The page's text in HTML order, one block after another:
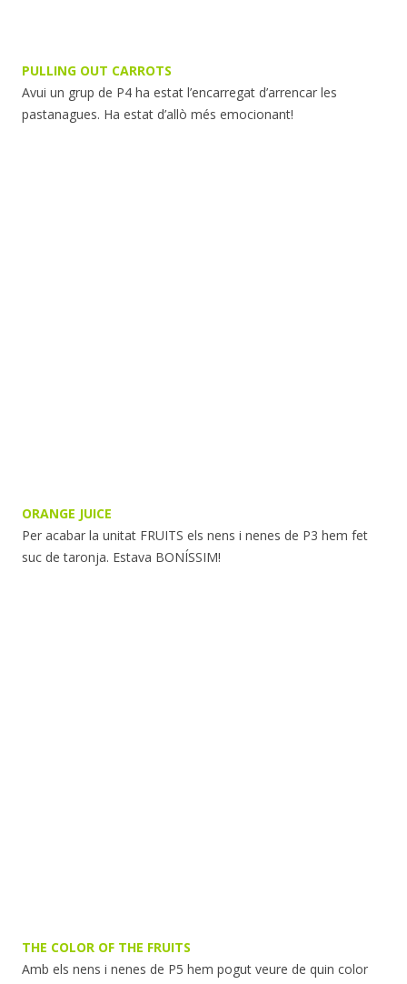
PULLING OUT CARROTS
Avui un grup de P4 ha estat l’encarregat d’arrencar les
pastanagues. Ha estat d’allò més emocionant!
ORANGE JUICE
Per acabar la unitat FRUITS els nens i nenes de P3 hem fet
suc de taronja. Estava BONÍSSIM!
THE COLOR OF THE FRUITS
Amb els nens i nenes de P5 hem pogut veure de quin color